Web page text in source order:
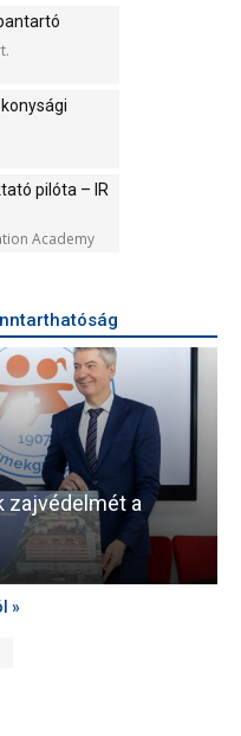
pilóta – IR
Academy
zajvédelmét a
»